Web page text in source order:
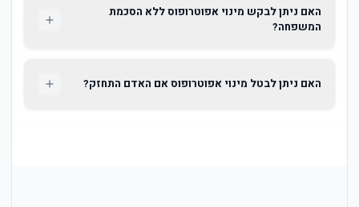
האם ניתן לבקש מינוי אפוטרופוס ללא הסכמת
המשפחה?
האם ניתן לבטל מינוי אפוטרופוס אם האדם התחזק?